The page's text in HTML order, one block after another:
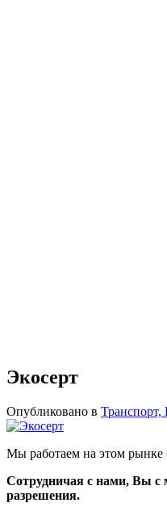
Экосерт
Опубликовано в Транспорт,
Мы работаем на этом рынке
Сотрудничая с нами, Вы с
разрешения.